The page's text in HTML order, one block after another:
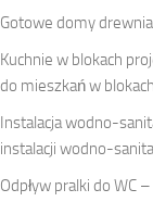
Gotowe domy
Kuchnie w blokach
do mieszkań w blokach
Instalacja wodno-
instalacji wodno-
Odpływ pralki do WC